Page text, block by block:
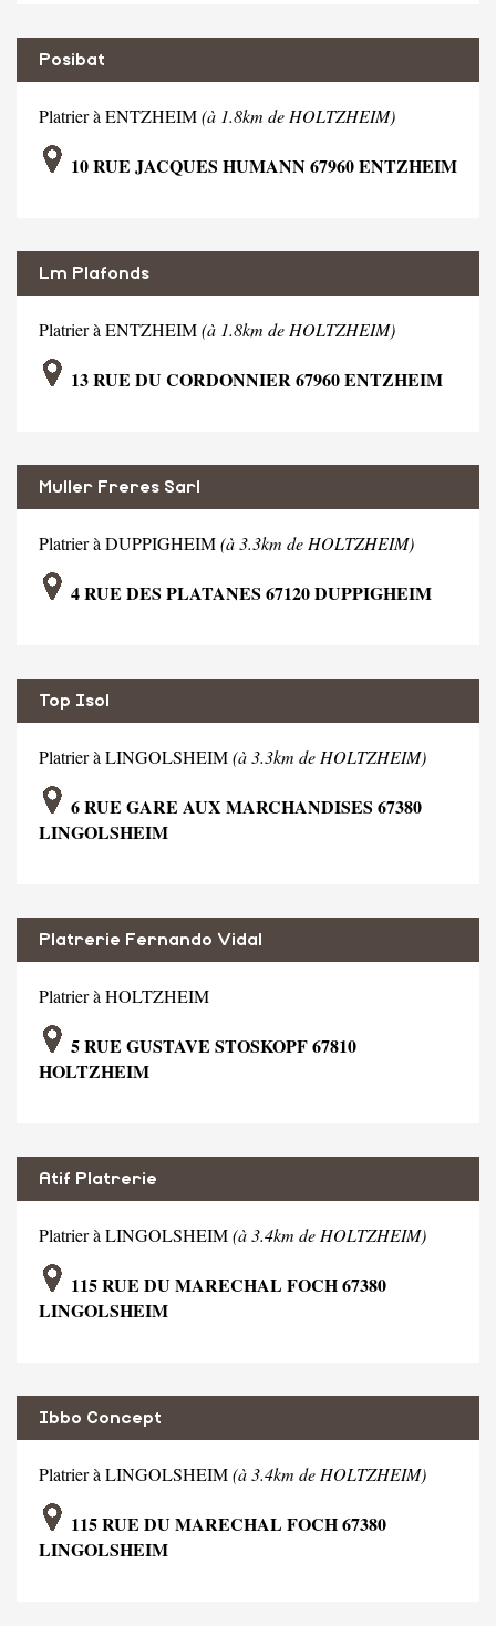
Posibat
Platrier à ENTZHEIM(à 1.8km de HOLTZHEIM)
10 RUE JACQUES HUMANN 67960 ENTZHEIM
Lm Plafonds
Platrier à ENTZHEIM(à 1.8km de HOLTZHEIM)
13 RUE DU CORDONNIER 67960 ENTZHEIM
Muller Freres Sarl
Platrier à DUPPIGHEIM(à 3.3km de HOLTZHEIM)
4 RUE DES PLATANES 67120 DUPPIGHEIM
Top Isol
Platrier à LINGOLSHEIM(à 3.3km de HOLTZHEIM)
6 RUE GARE AUX MARCHANDISES 67380
LINGOLSHEIM
Platrerie Fernando Vidal
Platrier à HOLTZHEIM
5 RUE GUSTAVE STOSKOPF 67810
HOLTZHEIM
Atif Platrerie
Platrier à LINGOLSHEIM(à 3.4km de HOLTZHEIM)
115 RUE DU MARECHAL FOCH 67380
LINGOLSHEIM
Ibbo Concept
Platrier à LINGOLSHEIM(à 3.4km de HOLTZHEIM)
115 RUE DU MARECHAL FOCH 67380
LINGOLSHEIM